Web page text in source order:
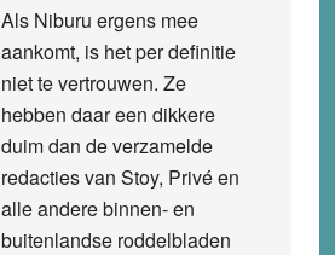
Als Niburu ergens mee
aankomt, is het per definitie
niet te vertrouwen. Ze
hebben daar een dikkere
duim dan de verzamelde
redacties van Stoy, Privé en
alle andere binnen- en
buitenlandse roddelbladen